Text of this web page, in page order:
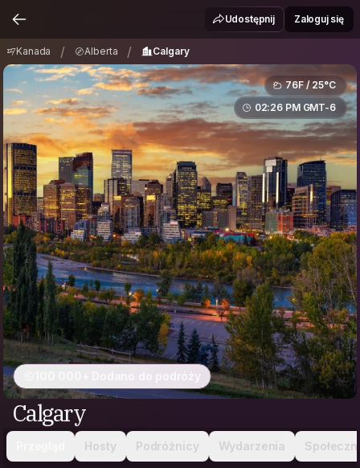
CalgaryUdostępnij Zaloguj się
Kanada / Alberta / Calgary
76F / 25°C
02:26 PM GMT-6
100 000+ Dodano do podróży
Calgary
Hosty Podróżnicy Wydarzenia